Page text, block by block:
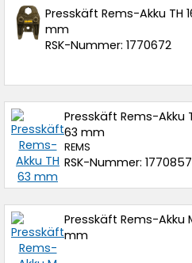
Presskäft Rems-Akku TH
mm
RSK-Nummer: 1770672
Presskäft Rems-Akku
63 mm
REMS
RSK-Nummer: 1770857
Presskäft Rems-Akku
mm